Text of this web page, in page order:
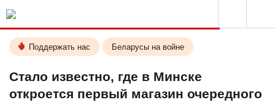
Поддержать нас Беларусы на войне
Стало известно, где в Минске
откроется первый магазин очередного